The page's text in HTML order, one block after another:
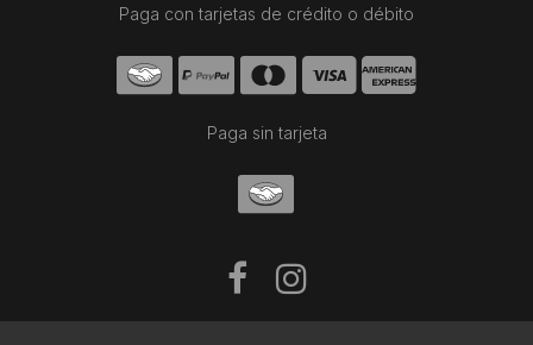
Paga con tarjetas de crédito o débito
Paga sin tarjeta